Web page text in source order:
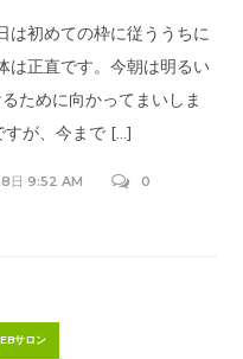
は初めての枠に従ううちに
は正直です。今朝は明るい
ために向かってまいしま
すが、今まで […]
日 9:52 AM 0
サロン